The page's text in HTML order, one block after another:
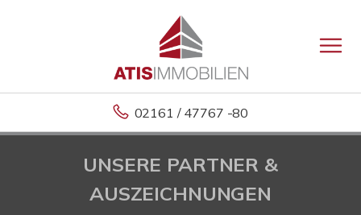
02161 / 47767 -80
UNSERE PARTNER &
AUSZEICHNUNGEN